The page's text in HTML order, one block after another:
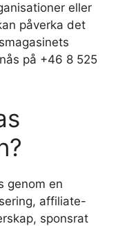
eller
påverka det
på +46 8 525
genom en
affiliate-
sponsrat